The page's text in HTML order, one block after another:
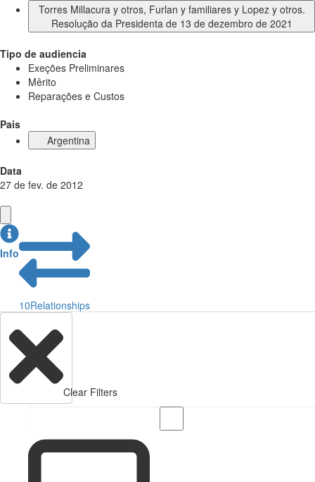
Torres Millacura y otros, Furlan y familiares y Lopez y otros.
Resolução da Presidenta de 13 de dezembro de 2021
Tipo de audiencia
Exeções Preliminares
Mêrito
Reparações e Custos
Pais
Argentina
Data
27 de fev. de 2012
Info
10Relationships
Clear Filters